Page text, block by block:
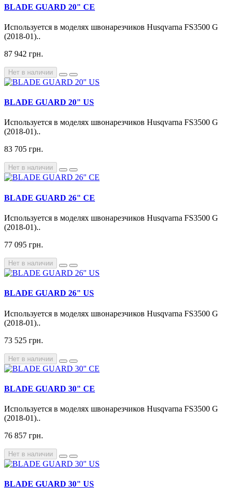
BLADE GUARD 20" CE
Используется в моделях швонарезчиков Husqvarna FS3500 G
(2018-01)..
87 942 грн.
Нет в наличии
BLADE GUARD 20" US
Используется в моделях швонарезчиков Husqvarna FS3500 G
(2018-01)..
83 705 грн.
Нет в наличии
BLADE GUARD 26" CE
Используется в моделях швонарезчиков Husqvarna FS3500 G
(2018-01)..
77 095 грн.
Нет в наличии
BLADE GUARD 26" US
Используется в моделях швонарезчиков Husqvarna FS3500 G
(2018-01)..
73 525 грн.
Нет в наличии
BLADE GUARD 30" CE
Используется в моделях швонарезчиков Husqvarna FS3500 G
(2018-01)..
76 857 грн.
Нет в наличии
BLADE GUARD 30" US